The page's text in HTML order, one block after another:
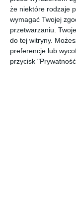
że niektóre rodzaje
wymagać Twojej
przetwarzaniu.
do tej witryny.
preferencje lub
przycisk
Kiedy
- Nie zmieni się
obecny układ
dwukierunkowego